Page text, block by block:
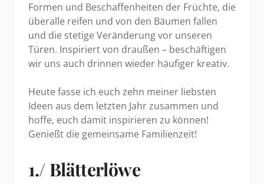
Formen und Beschaffenheiten der Früchte, die
überalle reifen und von den Bäumen fallen
und die stetige Veränderung vor unseren
Türen. Inspiriert von draußen – beschäftigen
wir uns auch drinnen wieder häufiger kreativ.
Heute fasse ich euch zehn meiner liebsten
Ideen aus dem letzten Jahr zusammen und
hoffe, euch damit inspirieren zu können!
Genießt die gemeinsame Familienzeit!
1./ Blätterlöwe